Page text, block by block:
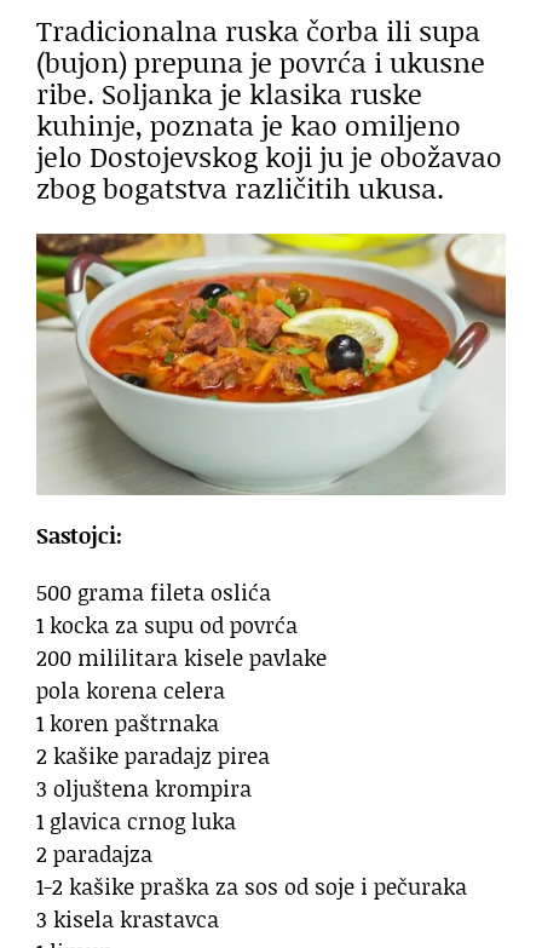
Tradicionalna ruska čorba ili supa
(bujon) prepuna je povrća i ukusne
ribe. Soljanka je klasika ruske
kuhinje, poznata je kao omiljeno
jelo Dostojevskog koji ju je obožavao
zbog bogatstva različitih ukusa.
Sastojci:
500 grama fileta oslića
1 kocka za supu od povrća
200 mililitara kisele pavlake
pola korena celera
1 koren paštrnaka
2 kašike paradajz pirea
3 oljuštena krompira
1 glavica crnog luka
2 paradajza
1-2 kašike praška za sos od soje i pečuraka
3 kisela krastavca